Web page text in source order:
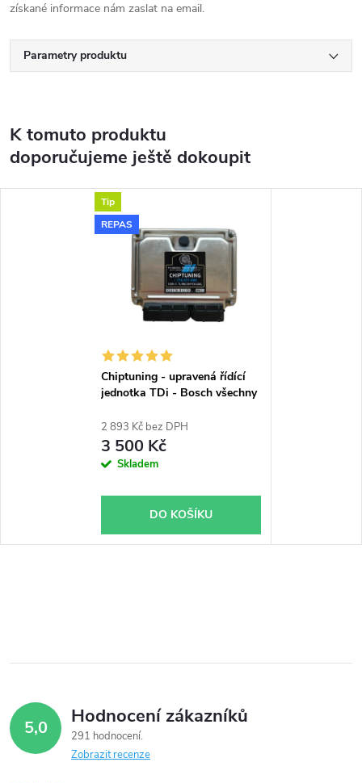
získané informace nám zaslat na email.
Parametry produktu
K tomuto produktu
doporučujeme ještě dokoupit
Tip
REPAS
Chiptuning - upravená řídící
jednotka TDi - Bosch všechny
2 893 Kč bez DPH
3 500 Kč
Skladem
DO KOŠÍKU
5,0 Hodnocení zákazníků
291 hodnocení
Zobrazit recenze